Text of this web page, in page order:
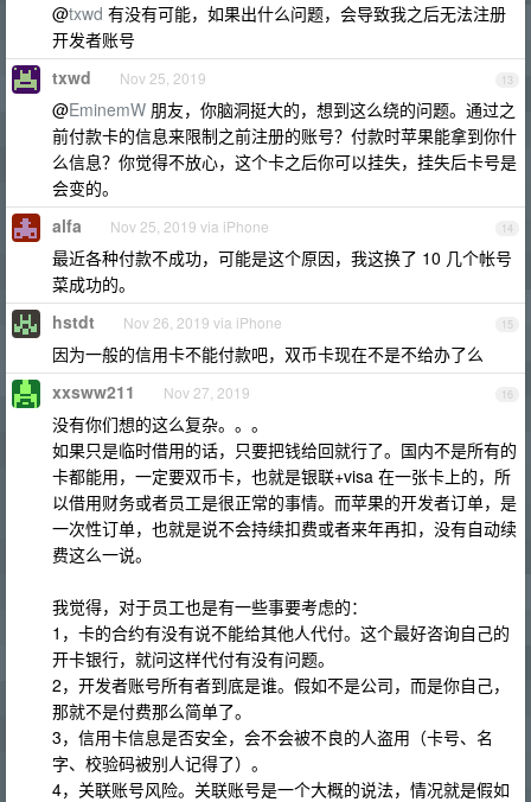
@txwd 有没有可能，如果出什么问题，会导致我之后无法注册
开发者账号
13
txwd Nov 25, 2019
@EminemW 朋友，你脑洞挺大的，想到这么绕的问题。通过之
前付款卡的信息来限制之前注册的账号？付款时苹果能拿到你什
么信息？你觉得不放心，这个卡之后你可以挂失，挂失后卡号是
会变的。
14
alfa Nov 25, 2019 via iPhone
最近各种付款不成功，可能是这个原因，我这换了 10 几个帐号
菜成功的。
15
hstdt Nov 26, 2019 via iPhone
因为一般的信用卡不能付款吧，双币卡现在不是不给办了么
16
xxsww211 Nov 27, 2019
没有你们想的这么复杂。。。
如果只是临时借用的话，只要把钱给回就行了。国内不是所有的
卡都能用，一定要双币卡，也就是银联+visa 在一张卡上的，所
以借用财务或者员工是很正常的事情。而苹果的开发者订单，是
一次性订单，也就是说不会持续扣费或者来年再扣，没有自动续
费这么一说。
我觉得，对于员工也是有一些事要考虑的：
1，卡的合约有没有说不能给其他人代付。这个最好咨询自己的
开卡银行，就问这样代付有没有问题。
2，开发者账号所有者到底是谁。假如不是公司，而是你自己，
那就不是付费那么简单了。
3，信用卡信息是否安全，会不会被不良的人盗用（卡号、名
字、校验码被别人记得了）。
4，关联账号风险。关联账号是一个大概的说法，情况就是假如